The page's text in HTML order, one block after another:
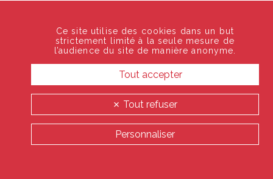
Ce site utilise des cookies dans un but
strictement limité à la seule mesure de
l’audience du site de manière anonyme.
Tout accepter
Tout refuser
Personnaliser